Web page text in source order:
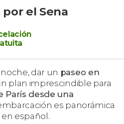
el Sena
dar un paseo en
plan imprescindible para
París desde una
es panorámica
español.